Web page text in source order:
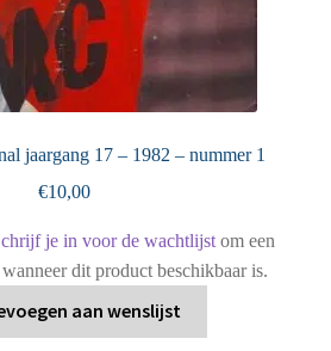
jaargang 17 – 1982 – nummer 1
€10,00
je in voor de wachtlijst om een
dit product beschikbaar is.
aan wenslijst